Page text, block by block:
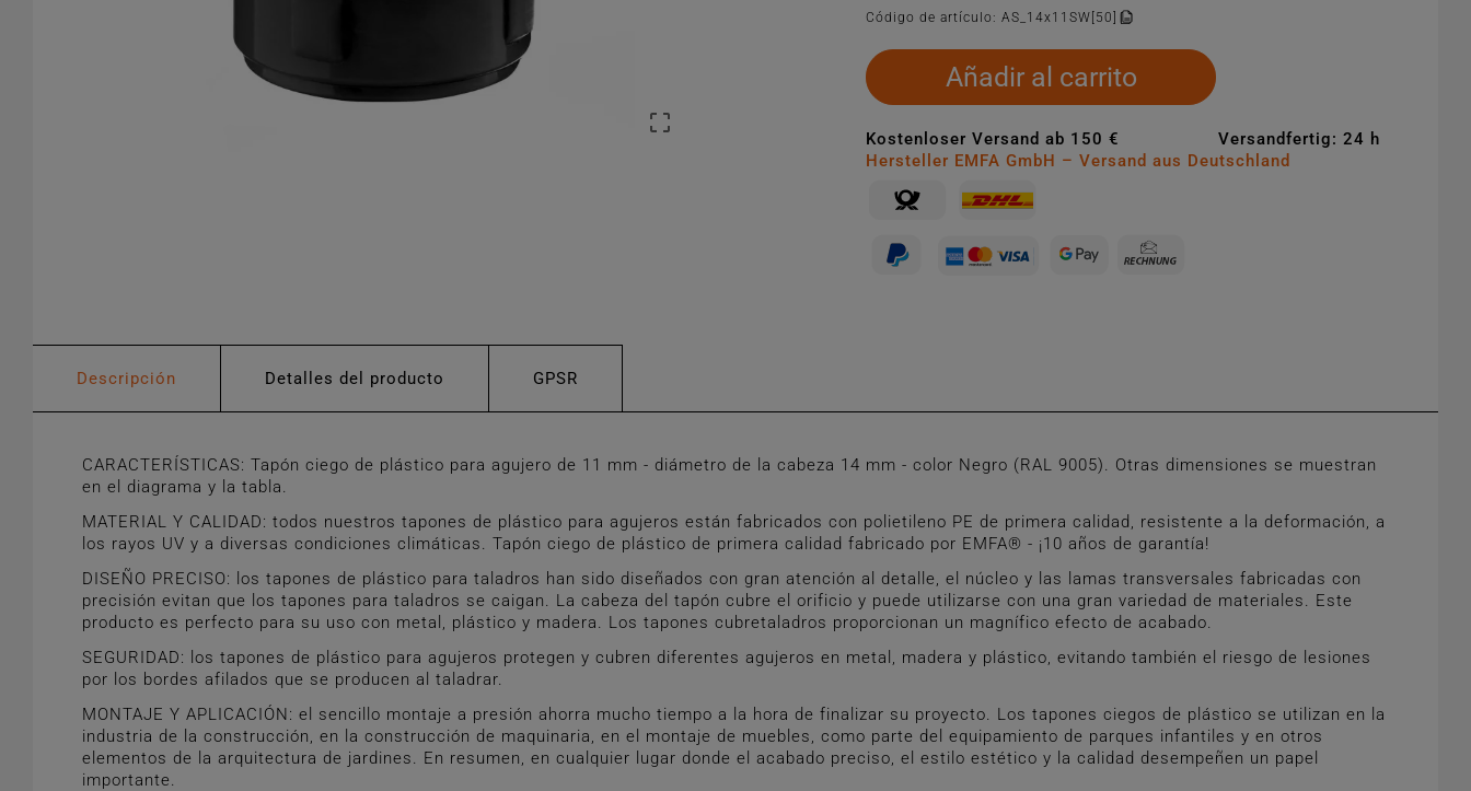

Código de artículo:AS_14x11SW[50]
Añadir al carrito
Kostenloser Versand ab 150 €
Versandfertig: 24 h
Hersteller EMFA GmbH – Versand aus Deutschland
Descripción Detalles del producto GPSR
CARACTERÍSTICAS: Tapón ciego de plástico para agujero de 11 mm - diámetro de la cabeza 14 mm - color Negro (RAL 9005). Otras dimensiones se muestran
en el diagrama y la tabla.
MATERIAL Y CALIDAD: todos nuestros tapones de plástico para agujeros están fabricados con polietileno PE de primera calidad, resistente a la deformación, a
los rayos UV y a diversas condiciones climáticas. Tapón ciego de plástico de primera calidad fabricado por EMFA® - ¡10 años de garantía!
DISEÑO PRECISO: los tapones de plástico para taladros han sido diseñados con gran atención al detalle, el núcleo y las lamas transversales fabricadas con
precisión evitan que los tapones para taladros se caigan. La cabeza del tapón cubre el orificio y puede utilizarse con una gran variedad de materiales. Este
producto es perfecto para su uso con metal, plástico y madera. Los tapones cubretaladros proporcionan un magnífico efecto de acabado.
SEGURIDAD: los tapones de plástico para agujeros protegen y cubren diferentes agujeros en metal, madera y plástico, evitando también el riesgo de lesiones
por los bordes afilados que se producen al taladrar.
MONTAJE Y APLICACIÓN: el sencillo montaje a presión ahorra mucho tiempo a la hora de finalizar su proyecto. Los tapones ciegos de plástico se utilizan en la
industria de la construcción, en la construcción de maquinaria, en el montaje de muebles, como parte del equipamiento de parques infantiles y en otros
elementos de la arquitectura de jardines. En resumen, en cualquier lugar donde el acabado preciso, el estilo estético y la calidad desempeñen un papel
importante.